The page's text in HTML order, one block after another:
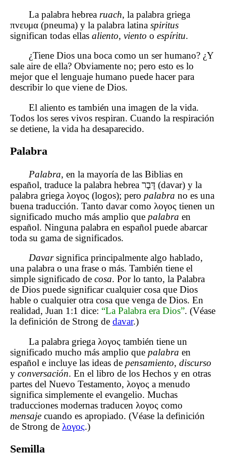
La palabra hebrea ruach, la palabra griega
πνευμα (pneuma) y la palabra latina spiritus
significan todas ellas aliento, viento o espíritu.
¿Tiene Dios una boca como un ser humano? ¿Y
sale aire de ella? Obviamente no; pero esto es lo
mejor que el lenguaje humano puede hacer para
describir lo que viene de Dios.
El aliento es también una imagen de la vida.
Todos los seres vivos respiran. Cuando la respiración
se detiene, la vida ha desaparecido.
Palabra
Palabra, en la mayoría de las Biblias en
español, traduce la palabra hebrea דָּבָר (davar) y la
palabra griega λογος (logos); pero palabra no es una
buena traducción. Tanto davar como λογος tienen un
significado mucho más amplio que palabra en
español. Ninguna palabra en español puede abarcar
toda su gama de significados.
Davarsignifica principalmente algo hablado,
una palabra o una frase o más. También tiene el
simple significado de cosa. Por lo tanto, la Palabra
de Dios puede significar cualquier cosa que Dios
hable o cualquier otra cosa que venga de Dios. En
realidad, Juan 1:1 dice: “La Palabra era Dios”. (Véase
la definición de Strong de davar.)
La palabra griega λογος también tiene un
significado mucho más amplio que palabra en
español e incluye las ideas de pensamiento, discurso
y conversación. En el libro de los Hechos y en otras
partes del Nuevo Testamento, λογος a menudo
significa simplemente el evangelio. Muchas
traducciones modernas traducen λογος como
mensaje cuando es apropiado. (Véase la definición
de Strong de λογος.)
Semilla